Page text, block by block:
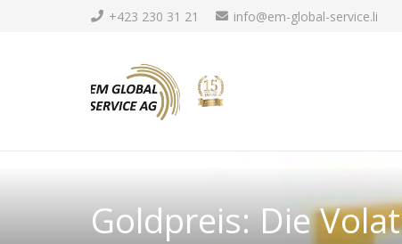
+423 230 31 21 info@em-global-service.li
Goldpreis: Die